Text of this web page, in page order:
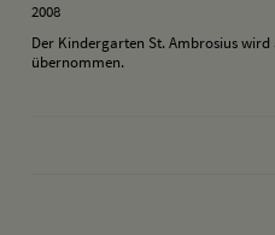
2008
Der Kindergarten St. Ambrosius
übernommen.